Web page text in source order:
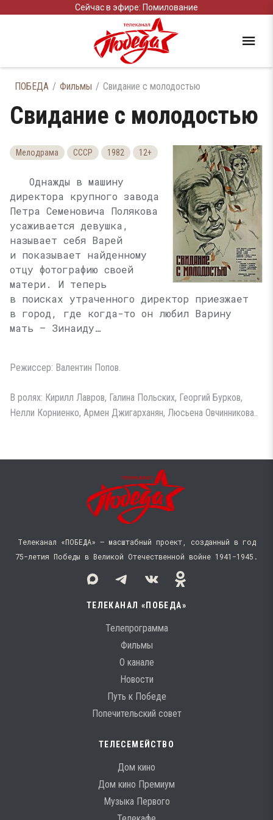
Сейчас в эфире: Помилование
ПОБЕДА Фильмы Свидание с молодостью
Свидание с молодостью
Мелодрама СССР 1982 12+
Однажды в машину
директора крупного завода
Петра Семеновича Полякова
усаживается девушка,
называет себя Варей
и показывает найденному
отцу фотографию своей
матери. И теперь
в поисках утраченного директор приезжает
в город, где когда-то он любил Варину
мать — Зинаиду…
Режиссер: Валентин Попов.
В ролях: Кирилл Лавров, Галина Польских, Георгий Бурков,
Нелли Корниенко, Армен Джигарханян, Люсьена Овчинникова..
Телеканал «ПОБЕДА» — масштабный проект, созданный в год
75-летия Победы в Великой Отечественной войне 1941−1945.
ТЕЛЕКАНАЛ «ПОБЕДА»
Телепрограмма
Фильмы
О канале
Новости
Путь к Победе
Попечительский совет
ТЕЛЕСЕМЕЙСТВО
Дом кино
Дом кино Премиум
Музыка Первого